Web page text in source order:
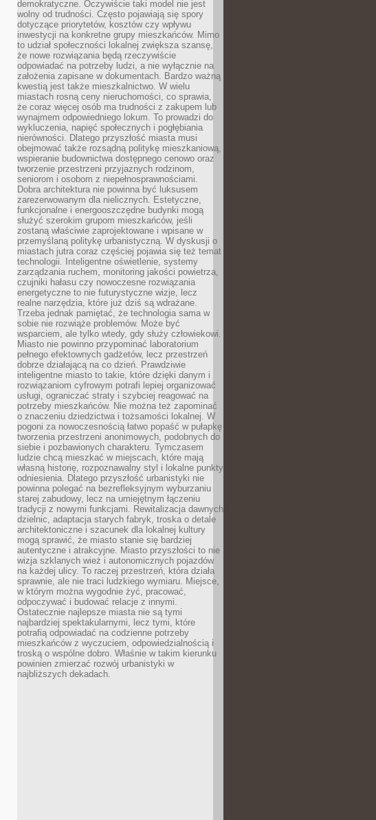
demokratyczne. Oczywiście taki model nie jest
wolny od trudności. Często pojawiają się spory
dotyczące priorytetów, kosztów czy wpływu
inwestycji na konkretne grupy mieszkańców. Mimo
to udział społeczności lokalnej zwiększa szansę,
że nowe rozwiązania będą rzeczywiście
odpowiadać na potrzeby ludzi, a nie wyłącznie na
założenia zapisane w dokumentach. Bardzo ważną
kwestią jest także mieszkalnictwo. W wielu
miastach rosną ceny nieruchomości, co sprawia,
że coraz więcej osób ma trudności z zakupem lub
wynajmem odpowiedniego lokum. To prowadzi do
wykluczenia, napięć społecznych i pogłębiania
nierówności. Dlatego przyszłość miasta musi
obejmować także rozsądną politykę mieszkaniową,
wspieranie budownictwa dostępnego cenowo oraz
tworzenie przestrzeni przyjaznych rodzinom,
seniorom i osobom z niepełnosprawnościami.
Dobra architektura nie powinna być luksusem
zarezerwowanym dla nielicznych. Estetyczne,
funkcjonalne i energooszczędne budynki mogą
służyć szerokim grupom mieszkańców, jeśli
zostaną właściwie zaprojektowane i wpisane w
przemyślaną politykę urbanistyczną. W dyskusji o
miastach jutra coraz częściej pojawia się też temat
technologii. Inteligentne oświetlenie, systemy
zarządzania ruchem, monitoring jakości powietrza,
czujniki hałasu czy nowoczesne rozwiązania
energetyczne to nie futurystyczne wizje, lecz
realne narzędzia, które już dziś są wdrażane.
Trzeba jednak pamiętać, że technologia sama w
sobie nie rozwiąże problemów. Może być
wsparciem, ale tylko wtedy, gdy służy człowiekowi.
Miasto nie powinno przypominać laboratorium
pełnego efektownych gadżetów, lecz przestrzeń
dobrze działającą na co dzień. Prawdziwie
inteligentne miasto to takie, które dzięki danym i
rozwiązaniom cyfrowym potrafi lepiej organizować
usługi, ograniczać straty i szybciej reagować na
potrzeby mieszkańców. Nie można też zapominać
o znaczeniu dziedzictwa i tożsamości lokalnej. W
pogoni za nowoczesnością łatwo popaść w pułapkę
tworzenia przestrzeni anonimowych, podobnych do
siebie i pozbawionych charakteru. Tymczasem
ludzie chcą mieszkać w miejscach, które mają
własną historię, rozpoznawalny styl i lokalne punkty
odniesienia. Dlatego przyszłość urbanistyki nie
powinna polegać na bezrefleksyjnym wyburzaniu
starej zabudowy, lecz na umiejętnym łączeniu
tradycji z nowymi funkcjami. Rewitalizacja dawnych
dzielnic, adaptacja starych fabryk, troska o detale
architektoniczne i szacunek dla lokalnej kultury
mogą sprawić, że miasto stanie się bardziej
autentyczne i atrakcyjne. Miasto przyszłości to nie
wizja szklanych wież i autonomicznych pojazdów
na każdej ulicy. To raczej przestrzeń, która działa
sprawnie, ale nie traci ludzkiego wymiaru. Miejsce,
w którym można wygodnie żyć, pracować,
odpoczywać i budować relacje z innymi.
Ostatecznie najlepsze miasta nie są tymi
najbardziej spektakularnymi, lecz tymi, które
potrafią odpowiadać na codzienne potrzeby
mieszkańców z wyczuciem, odpowiedzialnością i
troską o wspólne dobro. Właśnie w takim kierunku
powinien zmierzać rozwój urbanistyki w
najbliższych dekadach.